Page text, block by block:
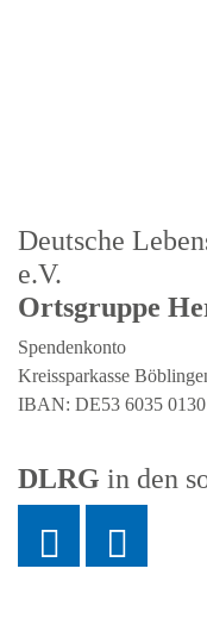
Deutsche
e.V.
Ortsgruppe
Spendenkonto
Kreissparkasse
IBAN: DE53 6035
DLRG in den